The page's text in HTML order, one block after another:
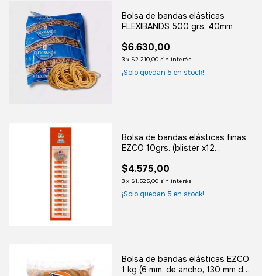
Bolsa de bandas elásticas
FLEXIBANDS 500 grs. 40mm
$6.630,00
3 x $2.210,00 sin interés
¡Solo quedan 5 en stock!
Bolsa de bandas elásticas finas
EZCO 10grs. (blister x12
$4.575,00
3 x $1.525,00 sin interés
¡Solo quedan 5 en stock!
Bolsa de bandas elásticas EZCO
1 kg (6 mm. de ancho, 130 mm de